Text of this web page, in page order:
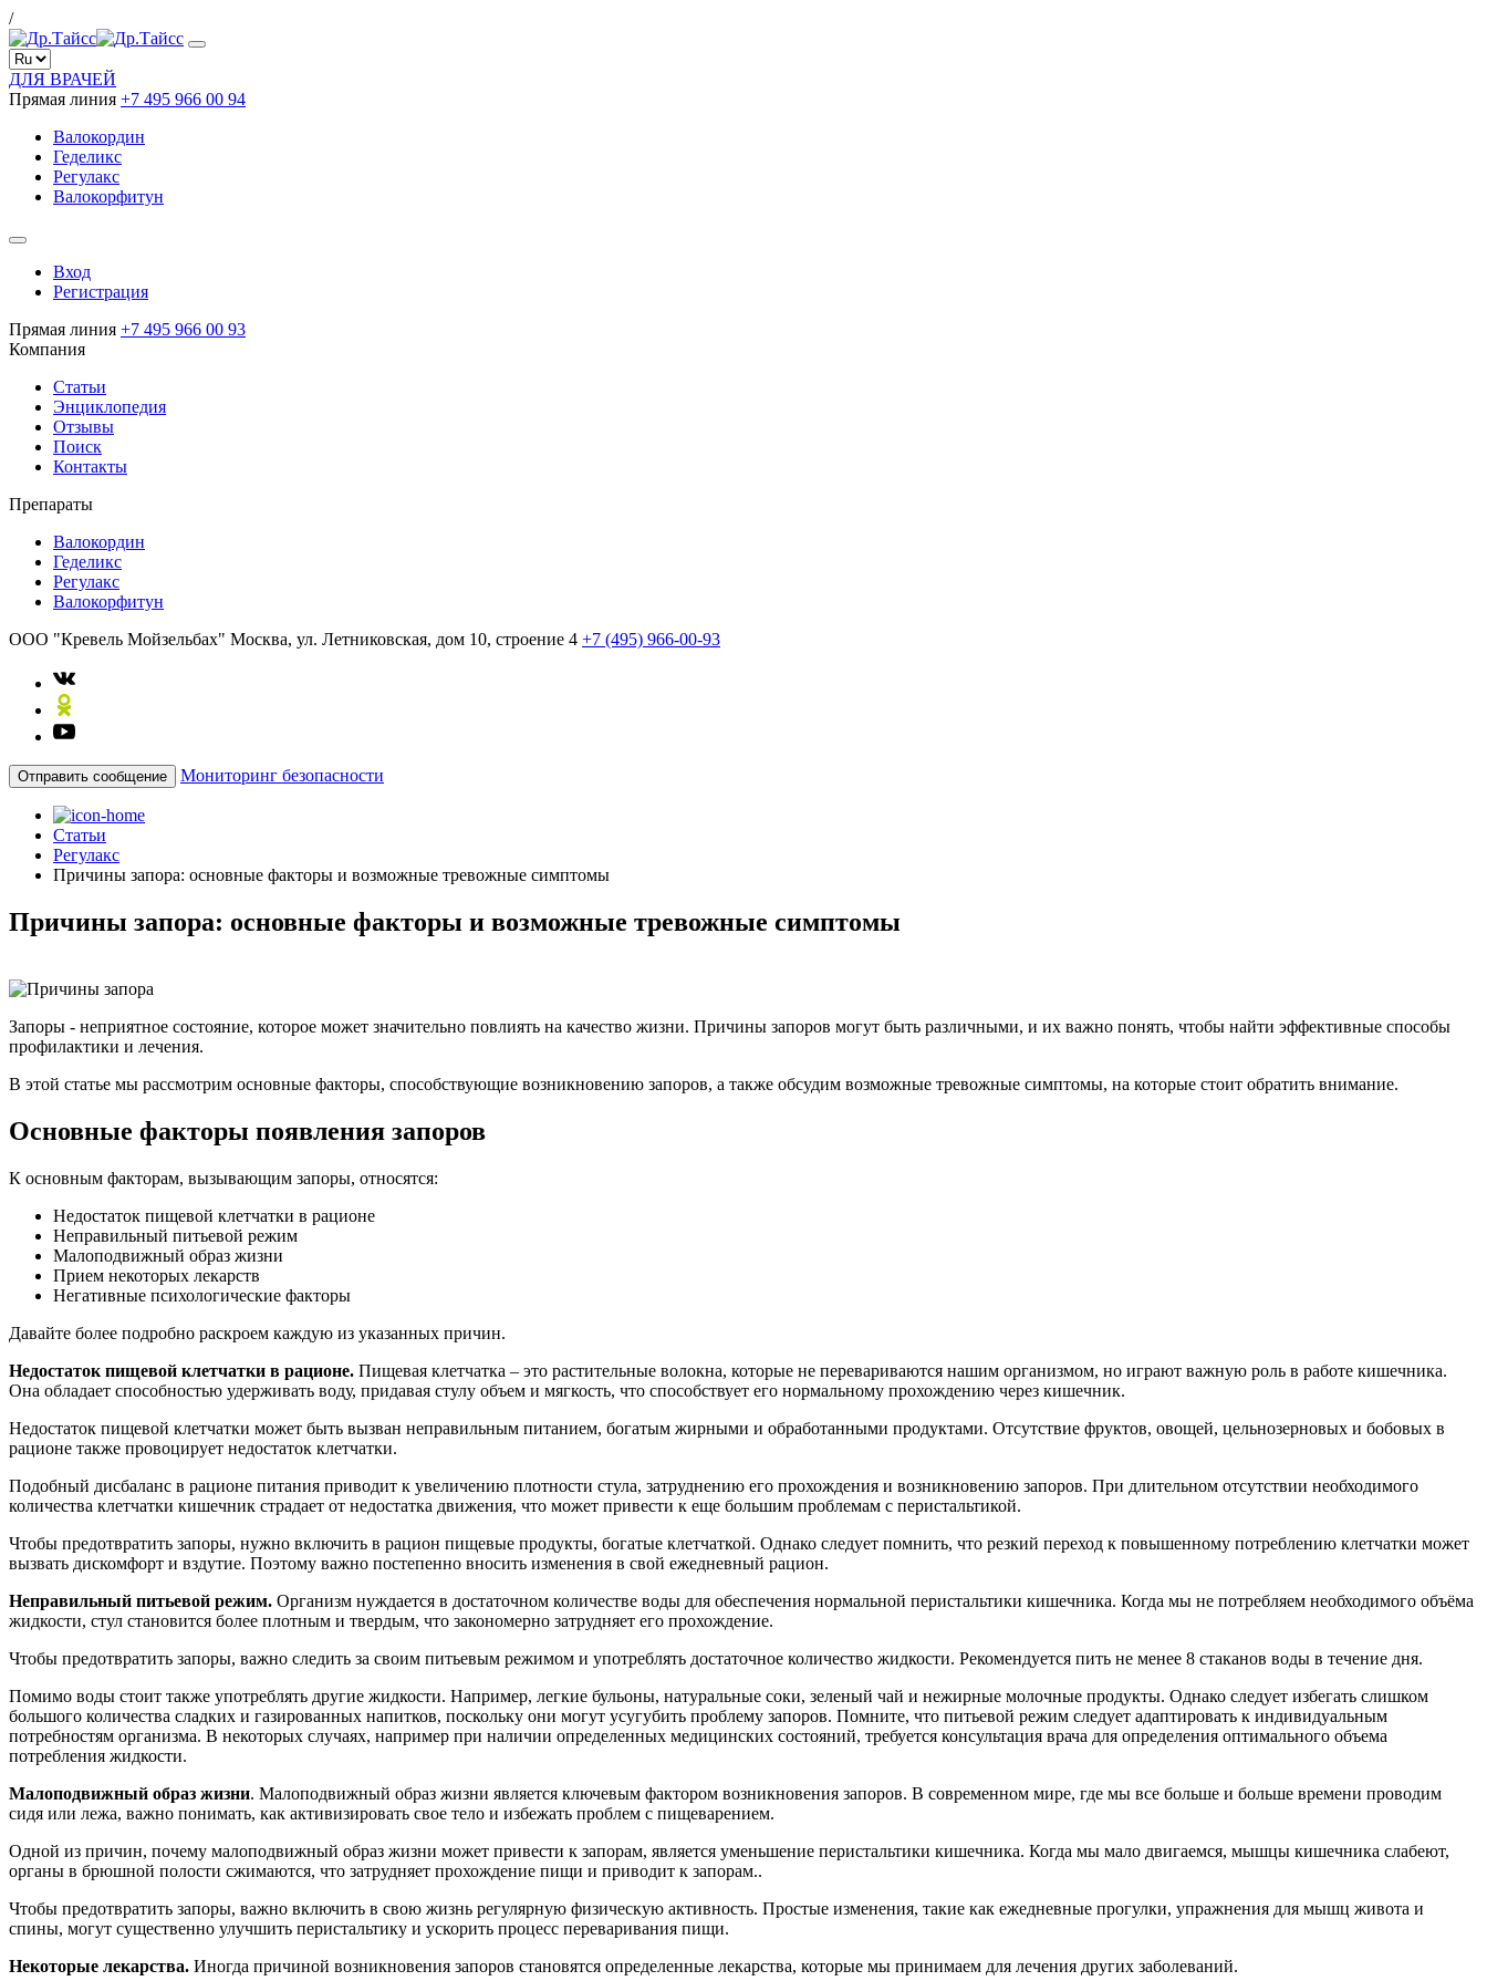
/
ДЛЯ ВРАЧЕЙ
Прямая линия +7 495 966 00 94
Валокордин
Геделикс
Регулакс
Валокорфитун
Вход
Регистрация
Прямая линия +7 495 966 00 93
Компания
Статьи
Энциклопедия
Отзывы
Поиск
Контакты
Препараты
Валокордин
Геделикс
Регулакс
Валокорфитун
ООО "Кревель Мойзельбах" Москва, ул. Летниковская, дом 10, строение 4 +7 (495) 966-00-93
Отправить сообщение Мониторинг безопасности
Статьи
Регулакс
Причины запора: основные факторы и возможные тревожные симптомы
Причины запора: основные факторы и возможные тревожные симптомы
Запоры - неприятное состояние, которое может значительно повлиять на качество жизни. Причины запоров могут быть различными, и их важно понять, чтобы найти эффективные способы
профилактики и лечения.
В этой статье мы рассмотрим основные факторы, способствующие возникновению запоров, а также обсудим возможные тревожные симптомы, на которые стоит обратить внимание.
Основные факторы появления запоров
К основным факторам, вызывающим запоры, относятся:
Недостаток пищевой клетчатки в рационе
Неправильный питьевой режим
Малоподвижный образ жизни
Прием некоторых лекарств
Негативные психологические факторы
Давайте более подробно раскроем каждую из указанных причин.
Недостаток пищевой клетчатки в рационе. Пищевая клетчатка – это растительные волокна, которые не перевариваются нашим организмом, но играют важную роль в работе кишечника.
Она обладает способностью удерживать воду, придавая стулу объем и мягкость, что способствует его нормальному прохождению через кишечник.
Недостаток пищевой клетчатки может быть вызван неправильным питанием, богатым жирными и обработанными продуктами. Отсутствие фруктов, овощей, цельнозерновых и бобовых в
рационе также провоцирует недостаток клетчатки.
Подобный дисбаланс в рационе питания приводит к увеличению плотности стула, затруднению его прохождения и возникновению запоров. При длительном отсутствии необходимого
количества клетчатки кишечник страдает от недостатка движения, что может привести к еще большим проблемам с перистальтикой.
Чтобы предотвратить запоры, нужно включить в рацион пищевые продукты, богатые клетчаткой. Однако следует помнить, что резкий переход к повышенному потреблению клетчатки может
вызвать дискомфорт и вздутие. Поэтому важно постепенно вносить изменения в свой ежедневный рацион.
Неправильный питьевой режим. Организм нуждается в достаточном количестве воды для обеспечения нормальной перистальтики кишечника. Когда мы не потребляем необходимого объёма
жидкости, стул становится более плотным и твердым, что закономерно затрудняет его прохождение.
Чтобы предотвратить запоры, важно следить за своим питьевым режимом и употреблять достаточное количество жидкости. Рекомендуется пить не менее 8 стаканов воды в течение дня.
Помимо воды стоит также употреблять другие жидкости. Например, легкие бульоны, натуральные соки, зеленый чай и нежирные молочные продукты. Однако следует избегать слишком
большого количества сладких и газированных напитков, поскольку они могут усугубить проблему запоров. Помните, что питьевой режим следует адаптировать к индивидуальным
потребностям организма. В некоторых случаях, например при наличии определенных медицинских состояний, требуется консультация врача для определения оптимального объема
потребления жидкости.
Малоподвижный образ жизни. Малоподвижный образ жизни является ключевым фактором возникновения запоров. В современном мире, где мы все больше и больше времени проводим
сидя или лежа, важно понимать, как активизировать свое тело и избежать проблем с пищеварением.
Одной из причин, почему малоподвижный образ жизни может привести к запорам, является уменьшение перистальтики кишечника. Когда мы мало двигаемся, мышцы кишечника слабеют,
органы в брюшной полости сжимаются, что затрудняет прохождение пищи и приводит к запорам..
Чтобы предотвратить запоры, важно включить в свою жизнь регулярную физическую активность. Простые изменения, такие как ежедневные прогулки, упражнения для мышц живота и
спины, могут существенно улучшить перистальтику и ускорить процесс переваривания пищи.
Некоторые лекарства. Иногда причиной возникновения запоров становятся определенные лекарства, которые мы принимаем для лечения других заболеваний.